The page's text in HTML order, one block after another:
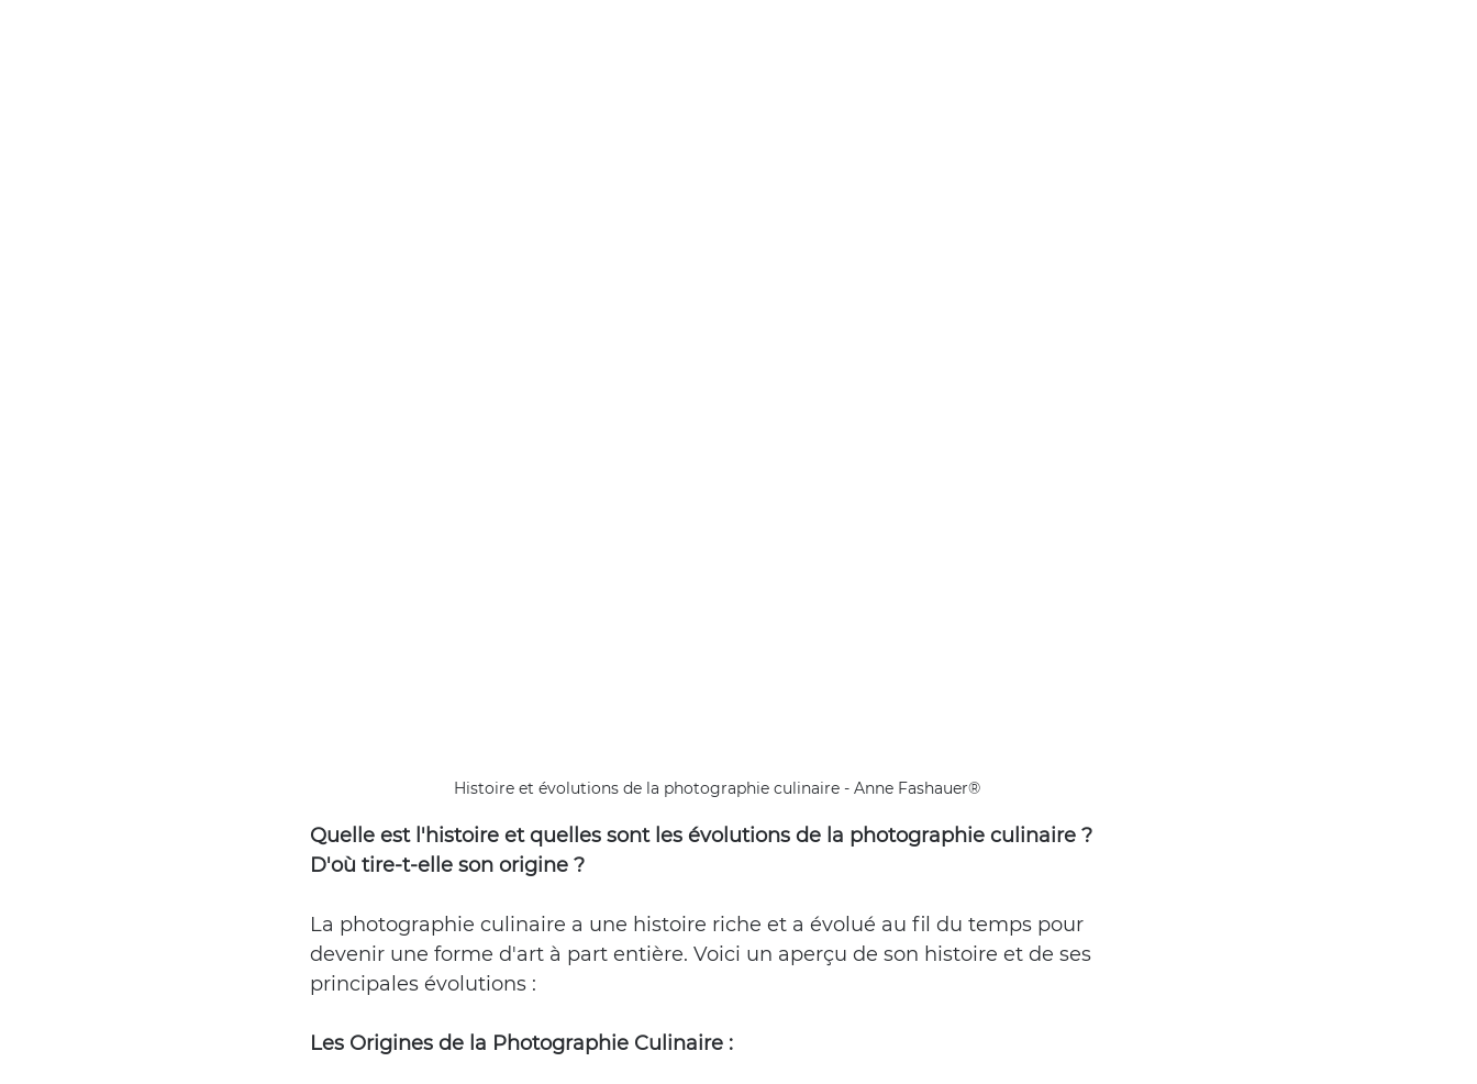
Histoire et évolutions de la photographie culinaire - Anne Fashauer®
Quelle est l'histoire et quelles sont les évolutions de la photographie culinaire ?
D'où tire-t-elle son origine ?
La photographie culinaire a une histoire riche et a évolué au fil du temps pour
devenir une forme d'art à part entière. Voici un aperçu de son histoire et de ses
principales évolutions :
Les Origines de la Photographie Culinaire :